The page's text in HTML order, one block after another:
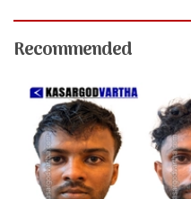
Recommended